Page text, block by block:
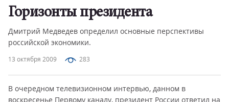
13 октября 2009 283
Горизонты президента
Дмитрий Медведев определил основные перспективы
российской экономики.
В очередном телевизионном интервью, данном в
воскресенье Первому каналу, президент России ответил на